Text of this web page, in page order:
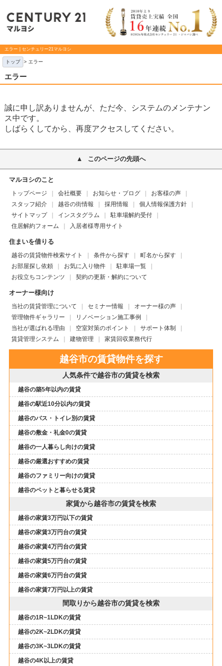
エラー | センチュリー21マルヨシ
トップ > エラー
エラー
誠に申し訳ありませんが、ただ今、システムのメンテナン
ス中です。
しばらくしてから、再度アクセスしてください。
このページの先頭へ
マルヨシのこと
トップページ 会社概要 お知らせ・ブログ
お客様の声
スタッフ紹介
越谷の街情報 採用情報
個人情報保護方針
サイトマップ
インスタグラム
駐車場解約受付
住居解約フォーム
入居者様専用サイト
住まいを借りる
越谷の賃貸物件検索サイト 条件から探す
町名から探す
お部屋探し依頼
お気に入り物件
駐車場一覧
お役立ちコンテンツ
契約の更新・解約について
オーナー様向け
当社の賃貸管理について セミナー情報
オーナー様の声
管理物件ギャラリー
リノベーション施工事例
当社が選ばれる理由
空室対策のポイント
サポート体制
賃貸管理システム
建物管理 家賃回収業務代行
越谷市の賃貸物件を探す
人気条件で越谷市の賃貸を検索
越谷の築5年以内の賃貸
越谷の駅近10分以内の賃貸
越谷のバス・トイレ別の賃貸
越谷の敷金・礼金0の賃貸
越谷の一人暮らし向けの賃貸
越谷の厳選おすすめの賃貸
越谷のファミリー向けの賃貸
越谷のペットと暮らせる賃貸
家賃から越谷市の賃貸を検索
越谷の家賃3万円以下の賃貸
越谷の家賃3万円台の賃貸
越谷の家賃4万円台の賃貸
越谷の家賃5万円台の賃貸
越谷の家賃6万円台の賃貸
越谷の家賃7万円以上の賃貸
間取りから越谷市の賃貸を検索
越谷の1R~1LDKの賃貸
越谷の2K~2LDKの賃貸
越谷の3K~3LDKの賃貸
越谷の4K以上の賃貸